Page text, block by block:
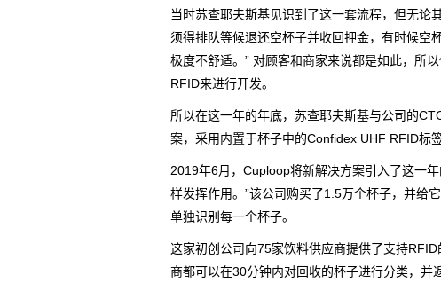
当时苏查耶夫斯基见识到了这一套流程，但无论
须得排队等候退还空杯子并收回押金，有时候空
极度不舒适。” 对顾客和商家来说都是如此，所
RFID来进行开发。
所以在这一年的年底，苏查耶夫斯基与公司的
案，采用内置于杯子中的Confidex UHF RFID标
2019年6月，Cuploop将新解决方案引入了这一
样发挥作用。”该公司购买了1.5万个杯子，并给
单独识别每一个杯子。
这家初创公司向75家饮料供应商提供了支持
商都可以在30分钟内对回收的杯子进行分类，